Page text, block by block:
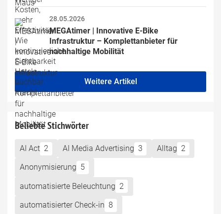
28.05.2026
MEGAtimer | Innovative E-Bike
Infrastruktur – Komplettanbieter für
nachhaltige Mobilität
Weitere Artikel
Beliebte Stichwörter
AI Act 2 AI Media Advertising 3 Alltag 2
Anonymisierung 5
automatisierte Beleuchtung 2
automatisierter Check-in 8